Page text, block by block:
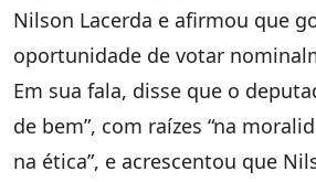
Nilson Lacerda e afirmou que
oportunidade de votar
Em sua fala, disse que o
de bem”, com raízes “na
na ética”, e acrescentou que